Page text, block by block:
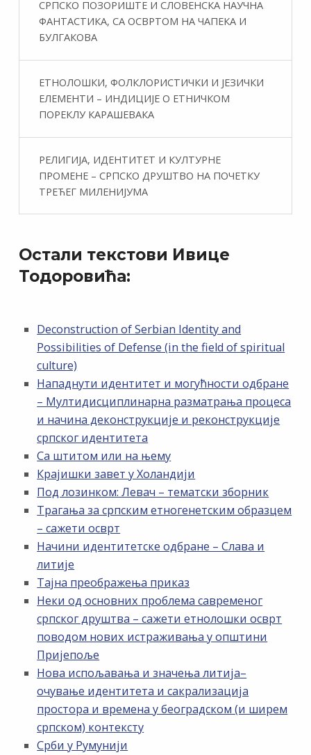
СРПСКО ПОЗОРИШТЕ И СЛОВЕНСКА НАУЧНА
ФАНТАСТИКA, СА ОСВРТОМ НА ЧАПЕКА И
БУЛГАКОВА
ЕТНОЛОШКИ, ФОЛКЛОРИСТИЧКИ И ЈЕЗИЧКИ
ЕЛЕМЕНТИ – ИНДИЦИЈЕ О ЕТНИЧКОМ
ПОРЕКЛУ КАРАШЕВАКА
РЕЛИГИЈА, ИДЕНТИТЕТ И КУЛТУРНЕ
ПРОМЕНЕ – СРПСКО ДРУШТВО НА ПОЧЕТКУ
ТРЕЋЕГ МИЛЕНИЈУМА
Остали текстови Ивице
Тодоровића:
Deconstruction of Serbian Identity and
Possibilities of Defense (in the field of spiritual
culture)
Нападнути идентитет и могућности одбране
– Мултидисциплинарна разматрања процеса
и начина деконструкције и реконструкције
српског идентитета
Са штитом или на њему
Крајишки завет у Холандији
Под лозинком: Левач – тематски зборник
Трагања за српским етногенетским образцем
– сажети осврт
Начини идентитетске одбране – Слава и
литије
Тајна преображења приказ
Неки од основних проблема савременог
српског друштва – сажети етнолошки осврт
поводом нових истраживања у општини
Пријепоље
Нова испољавања и значења литија–
очување идентитета и сакрализација
простора и времена у београдском (и ширем
српском) контексту
Срби у Румунији